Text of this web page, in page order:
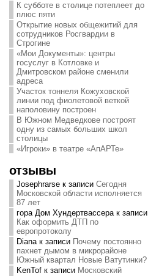
К субботе в столице потеплеет до
плюс пяти
Открытие новых общежитий для
сотрудников Росгвардии в
Строгине
«Мои Документы»: центры
госуслуг в Котловке и
Дмитровском районе сменили
адреса
Участок тоннеля Кожуховской
линии под фиолетовой веткой
наполовину построен
В Южном Медведкове построят
одну из самых больших школ
столицы
«Игроки» в театре «АпАРТе»
отзывы
Josephrarseк записи Сегодня
Московской области исполняется
87 лет
гора Дом Хундертвассерак записи
Как оформить ДТП по
европротоколу
Dianaк записи Почему постоянно
пахнет дымом в микрорайоне
Южный квартал Новые Ватутинки?
KenTofк записи Московский